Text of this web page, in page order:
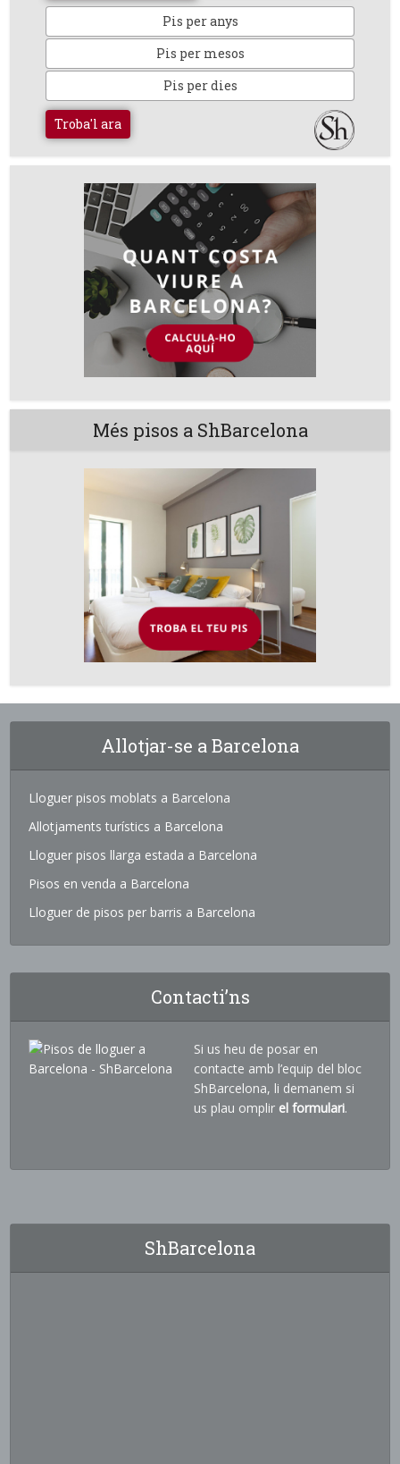
Pis per anys
Pis per mesos
Pis per dies
Troba'l ara
Més pisos a ShBarcelona
Allotjar-se a Barcelona
Lloguer pisos moblats a Barcelona
Allotjaments turístics a Barcelona
Lloguer pisos llarga estada a Barcelona
Pisos en venda a Barcelona
Lloguer de pisos per barris a Barcelona
Contacti’ns
Si us heu de posar en
contacte amb l’equip del bloc
ShBarcelona, li demanem si
us plau omplir el formulari.
ShBarcelona